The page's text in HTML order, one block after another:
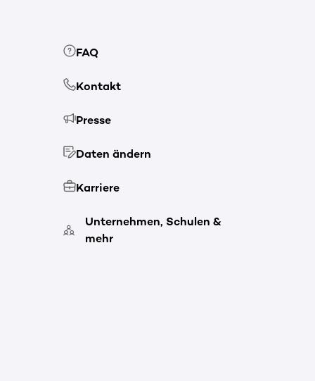
FAQ
Kontakt
Presse
Daten ändern
Karriere
Unternehmen, Schulen &
mehr